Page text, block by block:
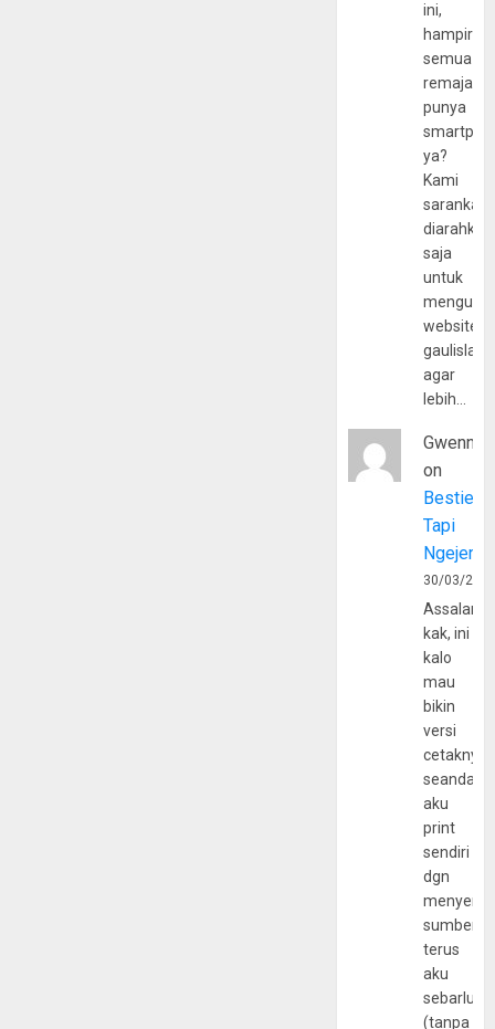
ini,
hampir
semua
remaja
punya
ya?
Kami
sarankan,
diarahkan
saja
untuk
website
agar
lebih…
Gwenny
on
Bestie
Tapi
30/03/
kak, ini
kalo
mau
bikin
versi
cetaknya
aku
print
sendiri
dgn
sumber
terus
aku
(tanpa